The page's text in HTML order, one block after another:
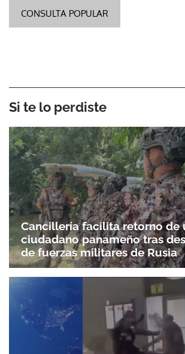
CONSULTA POPULAR
Si te lo perdiste
Cancillería facilita retorno de
ciudadano panameño tras
de fuerzas militares de Rusia